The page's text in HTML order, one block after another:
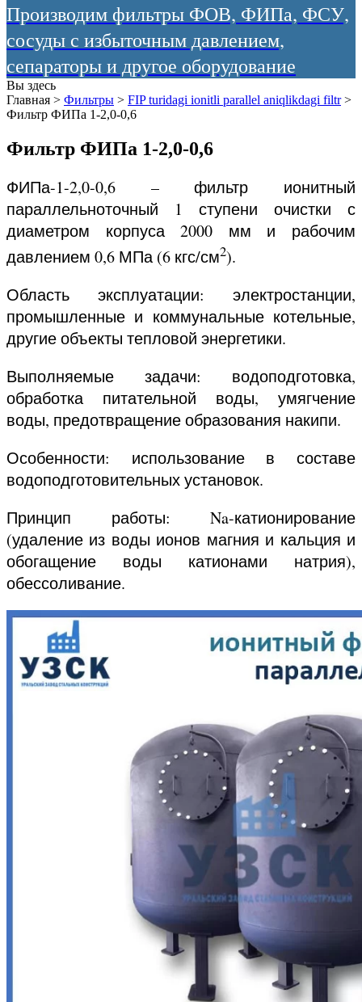
Производим фильтры ФОВ, ФИПа, ФСУ,
сосуды с избыточным давлением,
сепараторы и другое оборудование
Вы здесь
Главная > Фильтры > FIP turidagi ionitli parallel aniqlikdagi filtr >
Фильтр ФИПа 1-2,0-0,6
Фильтр ФИПа 1-2,0-0,6
ФИПа-1-2,0-0,6 – фильтр ионитный
параллельноточный 1 ступени очистки с
диаметром корпуса 2000 мм и рабочим
давлением 0,6 МПа (6 кгс/см2).
Область эксплуатации: электростанции,
промышленные и коммунальные котельные,
другие объекты тепловой энергетики.
Выполняемые задачи: водоподготовка,
обработка питательной воды, умягчение
воды, предотвращение образования накипи.
Особенности: использование в составе
водоподготовительных установок.
Принцип работы: Na-катионирование
(удаление из воды ионов магния и кальция и
обогащение воды катионами натрия),
обессоливание.